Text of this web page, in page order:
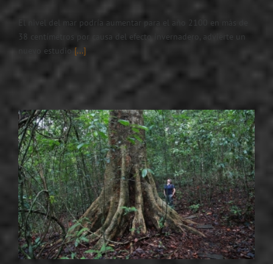
El nivel del mar podría aumentar para el año 2100 en más de
38 centímetros por causa del efecto invernadero, advierte un
nuevo estudio[...]